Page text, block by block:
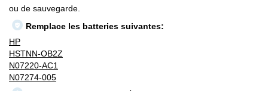
ou de sauvegarde.
Remplace les batteries suivantes:
HP
HSTNN-OB2Z
N07220-AC1
N07274-005